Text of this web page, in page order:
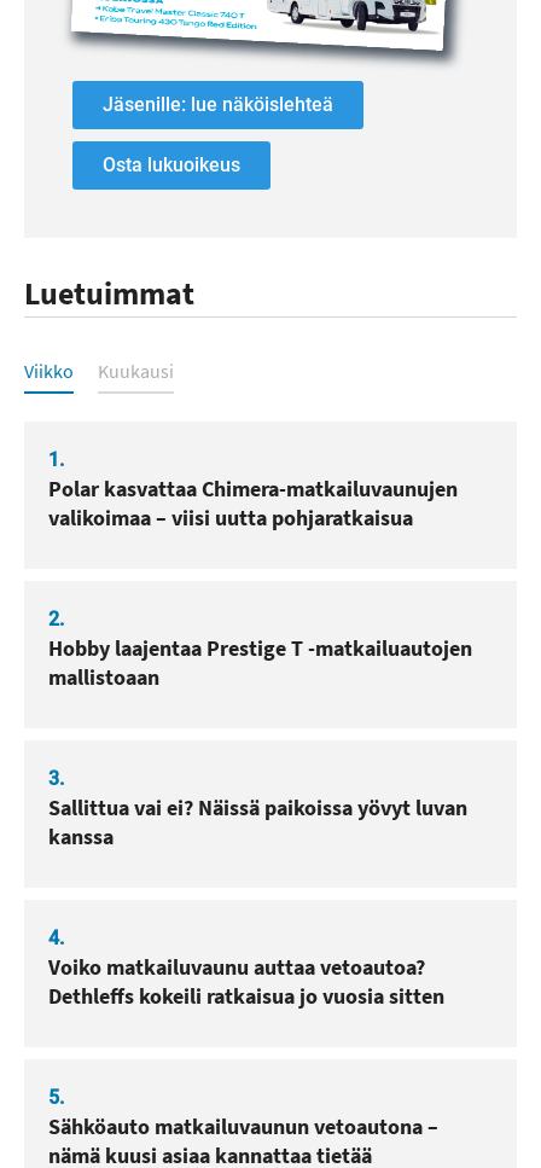
Jäsenille: lue näköislehteä
Osta lukuoikeus
Luetuimmat
Luetuimmat
Viikko Kuukausi
1.
Polar kasvattaa Chimera-matkailuvaunujen
valikoimaa – viisi uutta pohjaratkaisua
2.
Hobby laajentaa Prestige T -matkailuautojen
mallistoaan
3.
Sallittua vai ei? Näissä paikoissa yövyt luvan
kanssa
4.
Voiko matkailuvaunu auttaa vetoautoa?
Dethleffs kokeili ratkaisua jo vuosia sitten
5.
Sähköauto matkailuvaunun vetoautona –
nämä kuusi asiaa kannattaa tietää